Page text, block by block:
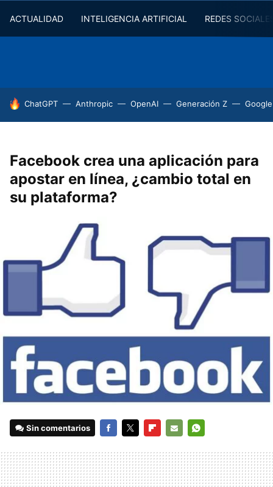
ACTUALIDAD INTELIGENCIA ARTIFICIAL REDES
HOY SE HABLA DE
ChatGPT Anthropic OpenAI Generación Z
Facebook crea una aplicación para
apostar en línea, ¿cambio total en
su plataforma?
Sin comentarios
MAIL